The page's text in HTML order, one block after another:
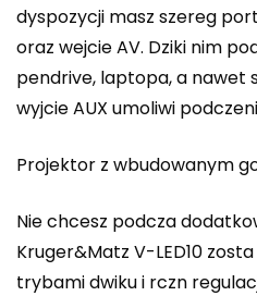
dyspozycji masz szereg
oraz wejcie AV. Dziki nim
pendrive, laptopa, a nawet
wyjcie AUX umoliwi
Projektor z wbudowanym
Nie chcesz podcza
Kruger&Matz V-LED10
trybami dwiku i rczn